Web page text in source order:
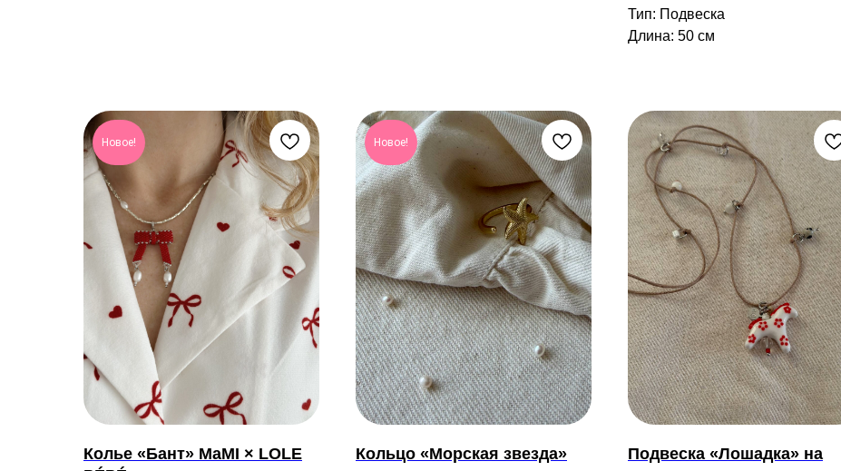
Тип: Подвеска
Длина: 50 см
Новое!
Колье «Бант» MaMI × LOLE
Новое!
Кольцо «Морская звезда»
Подвеска «Лошадка» на